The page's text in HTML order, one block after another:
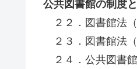
公共図書館の制度
２２．図書館法（
２３．図書館法（
２４．公共図書